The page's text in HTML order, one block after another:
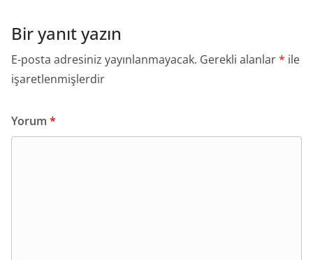
Bir yanıt yazın
E-posta adresiniz yayınlanmayacak. Gerekli alanlar* ile
işaretlenmişlerdir
Yorum *